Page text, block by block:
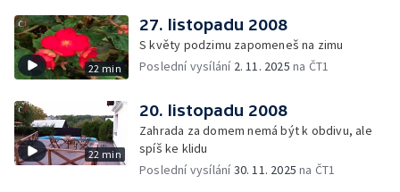
22 min
27. listopadu 2008
S květy podzimu zapomeneš na zimu
Poslední vysílání 2. 11. 2025 na ČT1
22 min
20. listopadu 2008
Zahrada za domem nemá být k obdivu, ale
spíš ke klidu
Poslední vysílání30. 11. 2025 na ČT1